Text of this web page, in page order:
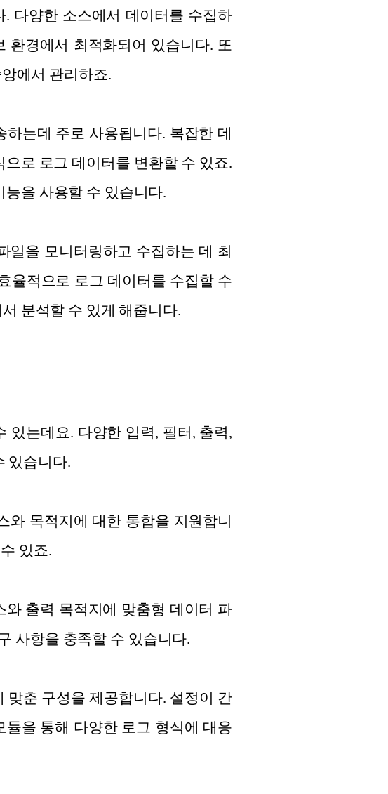
다양한 소스에서 데이터를 수집하
환경에서 최적화되어 있습니다. 또
에서 관리하죠.
하는데 주로 사용됩니다. 복잡한 데
로 로그 데이터를 변환할 수 있죠.
능을 사용할 수 있습니다.
일을 모니터링하고 수집하는 데 최
율적으로 로그 데이터를 수집할 수
분석할 수 있게 해줍니다.
있는데요. 다양한 입력, 필터, 출력,
있습니다.
와 목적지에 대한 통합을 지원합니
있죠.
출력 목적지에 맞춤형 데이터 파
사항을 충족할 수 있습니다.
맞춘 구성을 제공합니다. 설정이 간
을 통해 다양한 로그 형식에 대응